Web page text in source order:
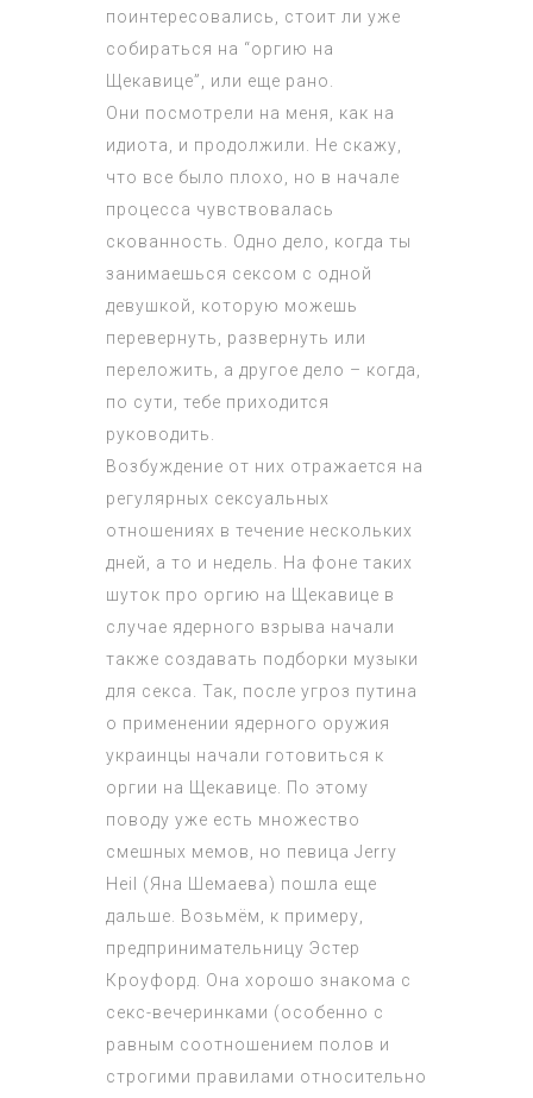
поинтересовались, стоит ли уже
собираться на “оргию на
Щекавице”, или еще рано.
Они посмотрели на меня, как на
идиота, и продолжили. Не скажу,
что все было плохо, но в начале
процесса чувствовалась
скованность. Одно дело, когда ты
занимаешься сексом с одной
девушкой, которую можешь
перевернуть, развернуть или
переложить, а другое дело – когда,
по сути, тебе приходится
руководить.
Возбуждение от них отражается на
регулярных сексуальных
отношениях в течение нескольких
дней, а то и недель. На фоне таких
шуток про оргию на Щекавице в
случае ядерного взрыва начали
также создавать подборки музыки
для секса. Так, после угроз путина
о применении ядерного оружия
украинцы начали готовиться к
оргии на Щекавице. По этому
поводу уже есть множество
смешных мемов, но певица Jerry
Heil (Яна Шемаева) пошла еще
дальше. Возьмём, к примеру,
предпринимательницу Эстер
Кроуфорд. Она хорошо знакома с
секс-вечеринками (особенно с
равным соотношением полов и
строгими правилами относительно